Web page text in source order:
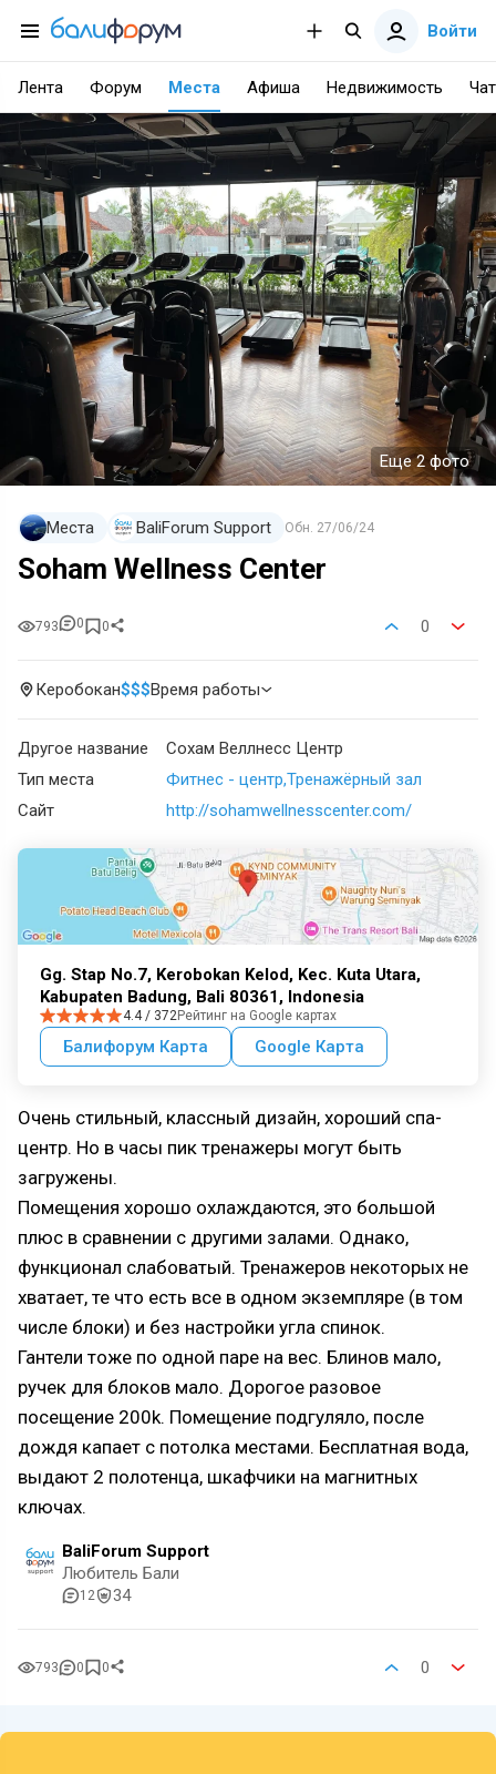
Войти
Лента Форум Места Афиша Недвижимость Чат
Еще 2 фото
Места BaliForum Support Обн. 27/06/24
Soham Wellness Center
793 0 0 0
Керобокан$$$Время работы
Другое название
Сохам Веллнесс Центр
Тип места
Фитнес - центр Тренажёрный зал
Сайт
http://sohamwellnesscenter.com/
Gg. Stap No.7, Kerobokan Kelod, Kec. Kuta Utara,
Kabupaten Badung, Bali 80361, Indonesia
4.4 / 372Рейтинг на Google картах
Балифорум Карта Google Карта
Очень стильный, классный дизайн, хороший спа-
центр. Но в часы пик тренажеры могут быть
загружены.
Помещения хорошо охлаждаются, это большой
плюс в сравнении с другими залами. Однако,
функционал слабоватый. Тренажеров некоторых не
хватает, те что есть все в одном экземпляре (в том
числе блоки) и без настройки угла спинок.
Гантели тоже по одной паре на вес. Блинов мало,
ручек для блоков мало. Дорогое разовое
посещение 200k. Помещение подгуляло, после
дождя капает с потолка местами. Бесплатная вода,
выдают 2 полотенца, шкафчики на магнитных
ключах.
BaliForum Support
Любитель Бали
12 34
793 0 0 0